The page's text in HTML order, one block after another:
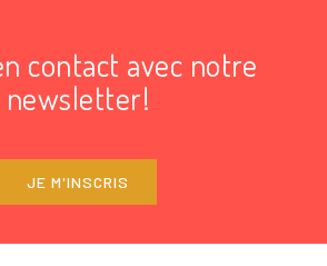
contact avec notre
newsletter!
JE M'INSCRIS